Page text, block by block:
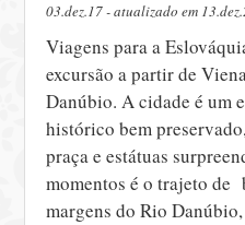
03.dez.17 - atualizado em
Viagens para a
excursão a partir de
Danúbio. A cidade é um
histórico bem
praça e estátuas
momentos é o trajeto de
margens do Rio